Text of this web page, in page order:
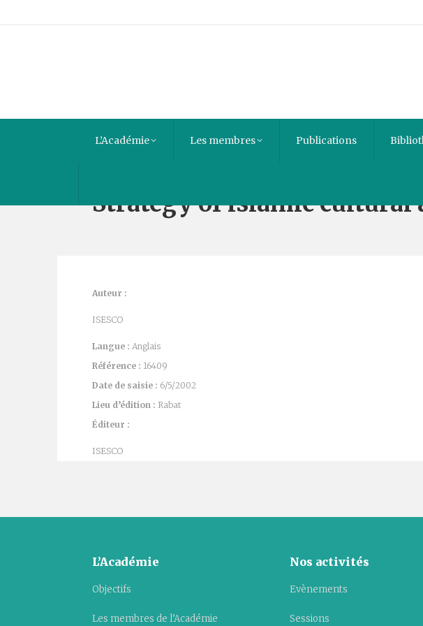
L’Académie Les membres Publications
Strategy of islamic cultural
Auteur :
ISESCO
Langue : Anglais
Référence : 16409
Date de saisie : 6/5/2002
Lieu d’édition : Rabat
Éditeur :
ISESCO
L’Académie
Objectifs
Les membres de l’Académie
Nos activités
Evènements
Sessions